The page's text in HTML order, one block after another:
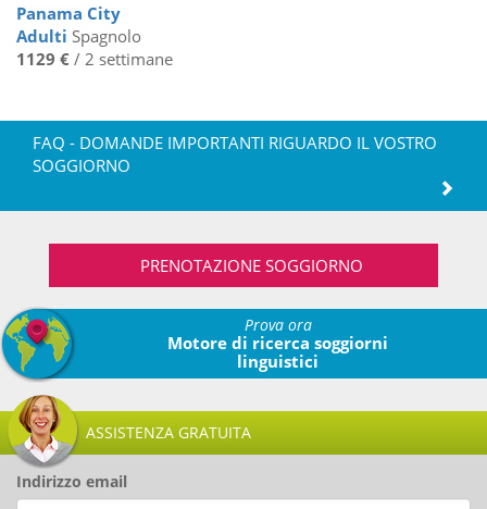
Panama City
Adulti Spagnolo
1129 € / 2 settimane
FAQ - DOMANDE IMPORTANTI RIGUARDO IL VOSTRO
SOGGIORNO
PRENOTAZIONE SOGGIORNO
Prova ora
Motore di ricerca soggiorni
linguistici
ASSISTENZA GRATUITA
Indirizzo email